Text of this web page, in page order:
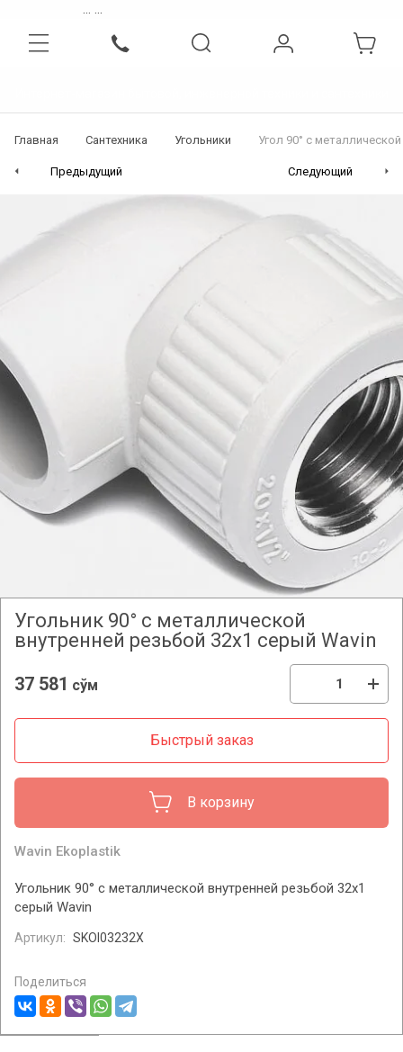
... ...
Главная Сантехника Угольники Угол 90° с
Предыдущий Следующий
Угольник 90° с металлической
внутренней резьбой 32x1 серый Wavin
37 581 сўм
В корзину
Быстрый заказ
Wavin Ekoplastik
Угольник 90° с металлической внутренней резьбой 32x1
серый Wavin
Артикул: SKOI03232X
Поделиться